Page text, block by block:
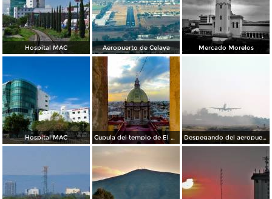
Hospital MAC Aeropuerto de Celaya Mercado Morelos
Hospital MAC Cupula del templo de El Carmen. Despegando del aeropuerto de Celaya